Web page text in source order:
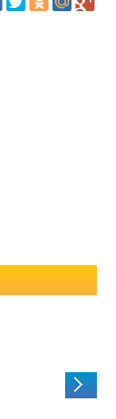
Смотреть
дома? Сезон-1
16